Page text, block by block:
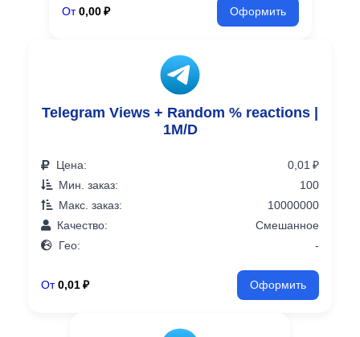
От 0,00 ₽ Оформить
Telegram Views + Random % reactions |
1M/D
Цена:
0,01 ₽
Мин. заказ:
100
Макс. заказ:
10000000
Качество:
Смешанное
Гео:
-
От 0,01 ₽ Оформить